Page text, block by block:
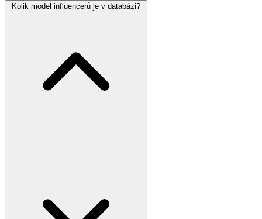
Kolik model influencerů je v databázi?